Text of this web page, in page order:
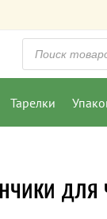
Тарелки
для